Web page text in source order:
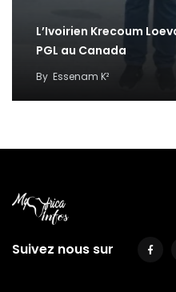
L’Ivoirien Krecoum
PGL au Canada
By Essenam K²
Suivez nous sur